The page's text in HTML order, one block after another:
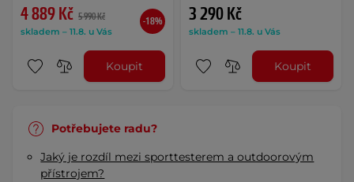
4 889 Kč 5 990 Kč
skladem – 11.8. u Vás
-18%
Koupit
3 290 Kč
skladem – 11.8. u Vás
Koupit
Potřebujete radu?
Jaký je rozdíl mezi sporttesterem a outdoorovým
přístrojem?